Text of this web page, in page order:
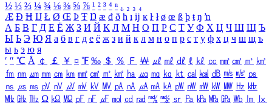
½ ⅓ ⅔ ¼ ¾ ⅛ ⅜ ⅝ ⅞ ¹ ² ³ ⁴ ⁿ ₁ ₂ ₃ ₄
Æ Ð Ħ Ĳ Ł Ø Œ Þ Ŧ Ŋ æ đ ð ħ ı ĳ ĸ ŀ ł ø œ ß þ ŧ ŋ ŉ
А Б В Г Д Е Ё Ж З И Й К Л М Н О П Р С Т У Ф Х Ц Ч Ш Щ Ъ
Ы Ь Э Ю Я а б в г д е ё ж з и й к л м н о п р с т у ф х ц ч ш щ ъ
ы ь э ю я
′ ″ ℃ Å ￠ ￡ ￥ ¤ ℉ ‰ ＄ ％ Ｆ ￦ ㎕ ㎖ ㎗ ℓ ㎘ ㏄ ㎣ ㎤ ㎥ ㎦
㎙ ㎚ ㎛ ㎜ ㎝ ㎞ ㎟ ㎠ ㎡ ㎢ ㏊ ㎍ ㎎ ㎏ ㏏ ㎈ ㎉ ㏈ ㎧ ㎨ ㎰
㎱ ㎲ ㎳ ㎴ ㎵ ㎶ ㎷ ㎸ ㎹ ㎀ ㎁ ㎂ ㎃ ㎄ ㎺ ㎻ ㎽ ㎾ ㎿ ㎐ ㎑
㎒ ㎓ ㎔ Ω ㏀ ㏁ ㎊ ㎋ ㎌ ㏖ ㏅ ㎭ ㎮ ㎯ ㏛ ㎩ ㎪ ㎫ ㎬ ㏝ ㏐
㏓